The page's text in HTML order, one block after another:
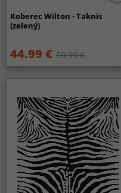
Koberec Wilton - Taknis
(zelený)
44.99 € 59.99 €